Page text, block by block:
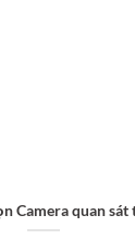
Camera quan